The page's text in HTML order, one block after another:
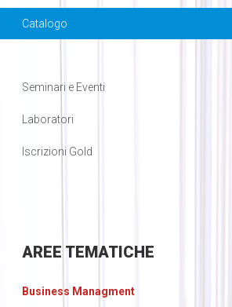
Catalogo
Seminari e Eventi
Laboratori
Iscrizioni Gold
AREE TEMATICHE
Business Managment